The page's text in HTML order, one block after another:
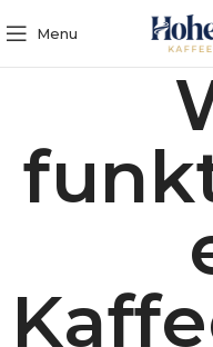
Menu